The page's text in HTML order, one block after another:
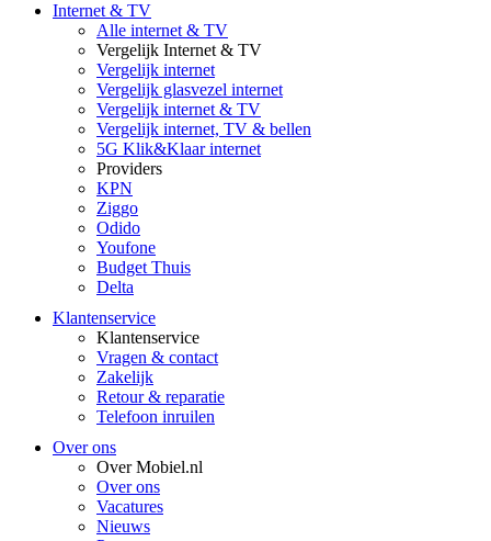
Internet & TV
Alle internet & TV
Vergelijk Internet & TV
Vergelijk internet
Vergelijk glasvezel internet
Vergelijk internet & TV
Vergelijk internet, TV & bellen
5G Klik&Klaar internet
Providers
KPN
Ziggo
Odido
Youfone
Budget Thuis
Delta
Klantenservice
Klantenservice
Vragen & contact
Zakelijk
Retour & reparatie
Telefoon inruilen
Over ons
Over Mobiel.nl
Over ons
Vacatures
Nieuws